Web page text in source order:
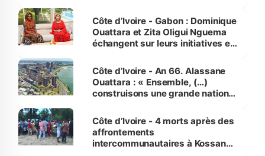
Côte d’Ivoire - Gabon : Dominique
Ouattara et Zita Oligui Nguema
échangent sur leurs initiatives en
enfants
Côte d’Ivoire - An 66. Alassane
Ouattara : « Ensemble, (…)
construisons une grande nation
générations futures »
Côte d’Ivoire - 4 morts après des
affrontements
intercommunautaires à Kossandji